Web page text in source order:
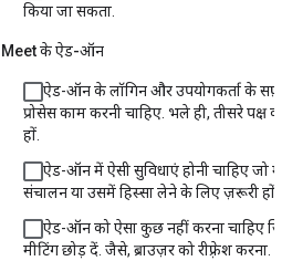
किया जा सकता.
Meet के ऐड-ऑन
ऐड-ऑन के लॉगिन और उपयोगकर्ता के सफ़र
प्रोसेस काम करनी चाहिए. भले ही, तीसरे पक्ष
हों.
ऐड-ऑन में ऐसी सुविधाएं होनी चाहिए जो
संचालन या उसमें हिस्सा लेने के लिए ज़रूरी हों.
ऐड-ऑन को ऐसा कुछ नहीं करना चाहिए
मीटिंग छोड़ दें. जैसे, ब्राउज़र को रीफ़्रेश करना.